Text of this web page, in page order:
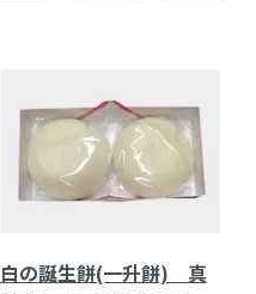
白の誕生餅(一升餅) 真